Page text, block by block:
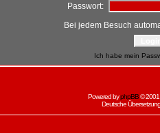
Passwort:
Bei jedem Besuch
Ich habe mein
Powered byphpBB©
Deutsche